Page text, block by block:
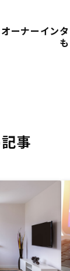
オーナーイン
事